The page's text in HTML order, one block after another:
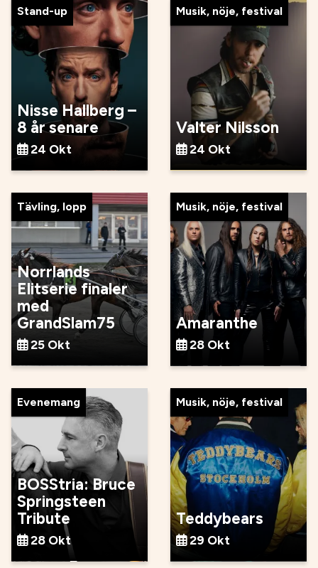
Stand-up
Nisse Hallberg –
8 år senare
24 Okt
Musik, nöje, festival
Valter Nilsson
24 Okt
Tävling, lopp
Norrlands
Elitserie finaler
med
GrandSlam75
25 Okt
Musik, nöje, festival
Amaranthe
28 Okt
Evenemang
BOSStria: Bruce
Springsteen
Tribute
28 Okt
Musik, nöje, festival
Teddybears
29 Okt